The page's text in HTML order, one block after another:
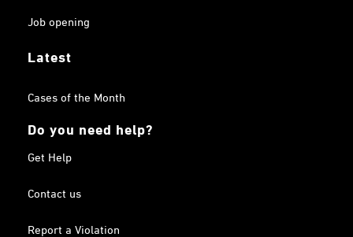
Job opening
Latest
Cases of the Month
Do you need help?
Get Help
Contact us
Report a Violation